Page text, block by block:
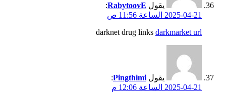
يقول RabytoovE
:
2025-04-21 الساعة 11:56 ص
darknet drug linksdarkmarket url
يقول Pingthimi
:
2025-04-21 الساعة 12:06 م